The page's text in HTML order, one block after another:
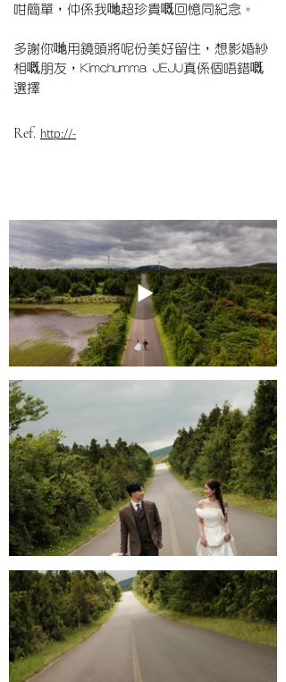
咁簡單，仲係我哋超珍貴嘅回憶同紀念。
多謝你哋用鏡頭將呢份美好留住，想影婚紗
相嘅朋友，Kimchumma JEJU真係個唔錯嘅
選擇
Ref. http://-